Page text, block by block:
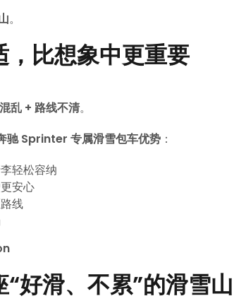
。
比想象中更重要
乱 + 路线不清。
Sprinter 专属滑雪包车优势 ：
轻松容纳
安心
线
好滑、不累”的滑雪山